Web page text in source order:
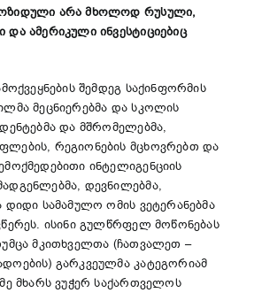
არა მხოლოდ რუსული,
ამერიკული ინვესტიციებიც
შემდეგ საქინფორმის
მეცნიერებმა და სკოლის
და მშრომელებმა,
რეგიონების მცხოვრებთ და
ინტელიგენციის
დევნილებმა,
დიდი სამამულო ომის ვეტერანებმა
ისინი გულწრფელ მოწონებას
მკითხველთა (ჩათვალეთ –
გარკვეულმა კატეგორიამ
მხარს ვუჭერ საქართველოს